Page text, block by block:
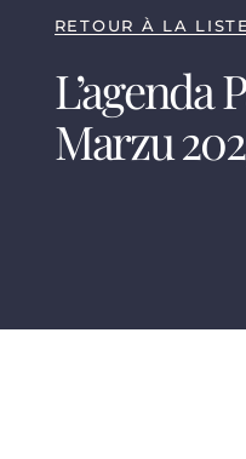
RETOUR À LA LISTE
L’agenda
Marzu